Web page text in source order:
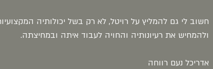
חשוב לי גם להמליץ על רויטל, לא רק בשל יכולותיה
ולהמחיש את רעיונותיה והחויה לעבוד איתה ובמחיצתה.
אדריכל נעם רווחה